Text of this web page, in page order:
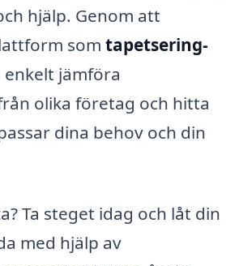
hjälp. Genom att
som tapetsering-
enkelt jämföra
olika företag och hitta
dina behov och din
Ta steget idag och låt din
med hjälp av